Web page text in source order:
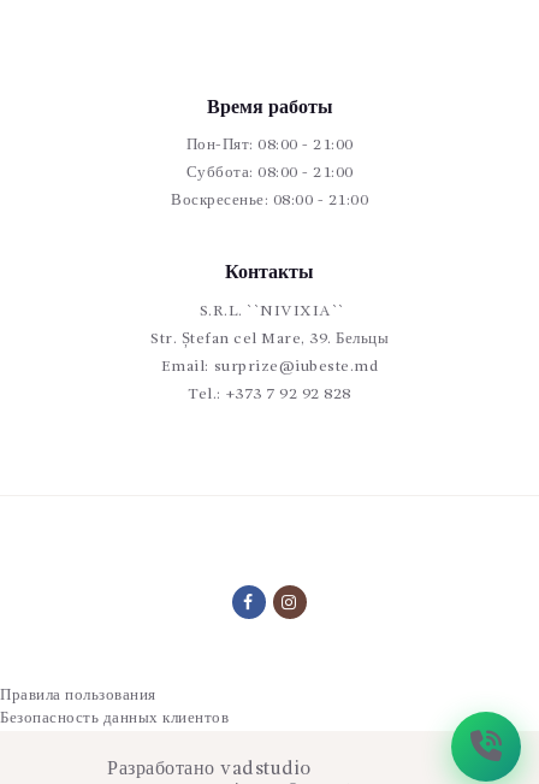
Время работы
Пон-Пят: 08:00 - 21:00
Суббота: 08:00 - 21:00
Воскресенье: 08:00 - 21:00
Контакты
S.R.L. ``NIVIXIA``
Str. Ștefan cel Mare, 39. Бельцы
Email: surprize@iubeste.md
Tel.: +373 7 92 92 828
Правила пользования
Безопасность данных клиентов
Разработано vadstudio